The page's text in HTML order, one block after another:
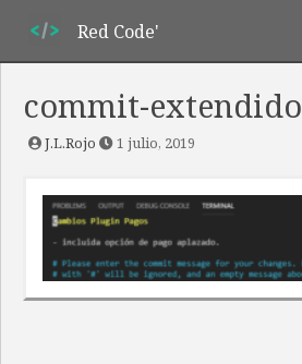
Red Code'
commit-extendido
J.L.Rojo 1 julio, 2019